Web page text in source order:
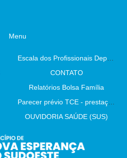
Menu
Escala dos Profissionais Departamento De Saúde
CONTATO
Relatórios Bolsa Família
Parecer prévio TCE - prestação de contas
OUVIDORIA SAÚDE (SUS)